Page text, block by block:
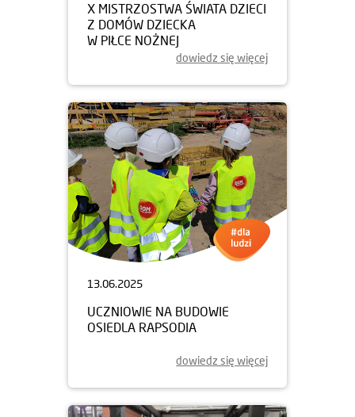
X MISTRZOSTWA ŚWIATA DZIECI
Z DOMÓW DZIECKA
W PIŁCE NOŻNEJ
dowiedz się więcej
13.06.2025
UCZNIOWIE NA BUDOWIE
OSIEDLA RAPSODIA
dowiedz się więcej